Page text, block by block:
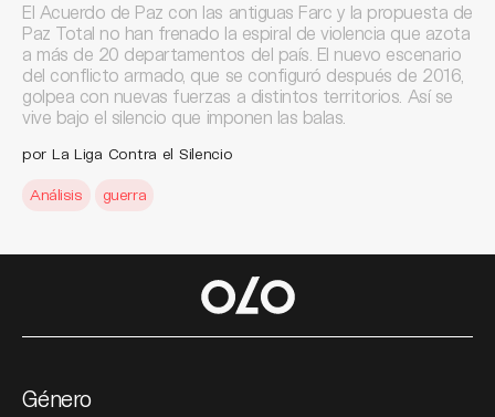
El Acuerdo de Paz con las antiguas Farc y la propuesta de
Paz Total no han frenado la espiral de violencia que azota
a más de 20 departamentos del país. El nuevo escenario
del conflicto armado, que se configuró después de 2016,
golpea con nuevas fuerzas a distintos territorios. Así se
vive bajo el silencio que imponen las balas.
por La Liga Contra el Silencio
Análisis guerra
Género